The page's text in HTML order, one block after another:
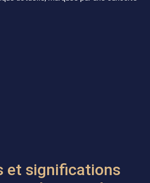
et significations